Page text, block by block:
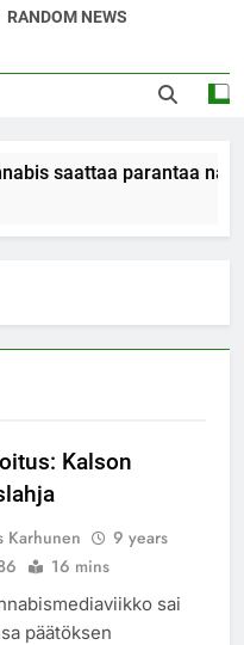
RANDOM NEWS
saattaa parantaa
Kalson
Karhunen
9 years
16 mins
sai
päätöksen